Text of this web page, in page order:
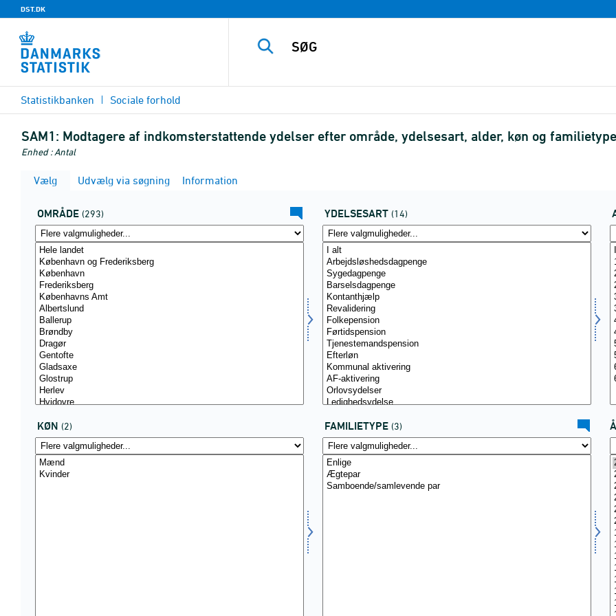
DST.DK
Statistikbanken Sociale forhold
SAM1: Modtagere af indkomsterstattende ydelser efter område, ydelsesart, alder, køn og familietype
Enhed : Antal
Vælg Udvælg via søgning Information
OMRÅDE (293) YDELSESART (14)
KØN (2) FAMILIETYPE (3)